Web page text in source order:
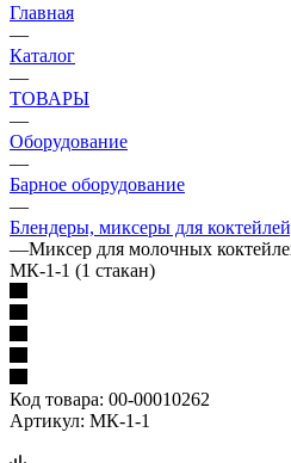
Главная
—
Каталог
—
ТОВАРЫ
—
Оборудование
—
Барное оборудование
—
Блендеры, миксеры для
—Миксер для молочных
МК-1-1 (1 стакан)
Код товара: 00-00010262
Артикул: МК-1-1